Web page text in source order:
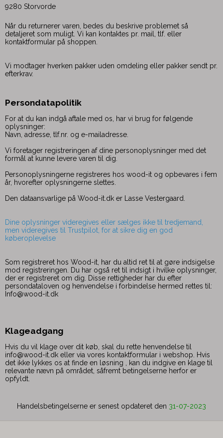
9280 Storvorde
Når du returnerer varen, bedes du beskrive problemet så
detaljeret som muligt. Vi kan kontaktes pr. mail, tlf. eller
kontaktformular på shoppen.
Vi modtager hverken pakker uden omdeling eller pakker sendt pr.
efterkrav.
Persondatapolitik
For at du kan indgå aftale med os, har vi brug for følgende
oplysninger:
Navn, adresse, tlf.nr. og e-mailadresse.
Vi foretager registreringen af dine personoplysninger med det
formål at kunne levere varen til dig.
Personoplysningerne registreres hos wood-it og opbevares i fem
år, hvorefter oplysningerne slettes.
Den dataansvarlige på Wood-it.dk er Lasse Vestergaard.
Dine oplysninger videregives eller sælges ikke til tredjemand,
men videregives til Trustpilot, for at sikre dig en god
køberoplevelse
Som registreret hos Wood-it, har du altid ret til at gøre indsigelse
mod registreringen. Du har også ret til indsigt i hvilke oplysninger,
der er registreret om dig. Disse rettigheder har du efter
persondataloven og henvendelse i forbindelse hermed rettes til:
Info@wood-it.dk
Klageadgang
Hvis du vil klage over dit køb, skal du rette henvendelse til
info@wood-it.dk eller via vores kontaktformular i webshop. Hvis
det ikke lykkes os at finde en løsning , kan du indgive en klage til
relevante nævn på området, såfremt betingelserne herfor er
opfyldt.
Handelsbetingelserne er senest opdateret den 31-07-2023